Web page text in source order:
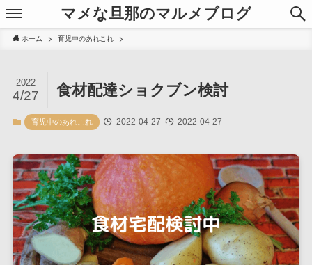
マメな旦那のマルメブログ
ホーム 育児中のあれこれ
食材配達ショクブン検討
2022
4/27
育児中のあれこれ 2022-04-27 2022-04-27